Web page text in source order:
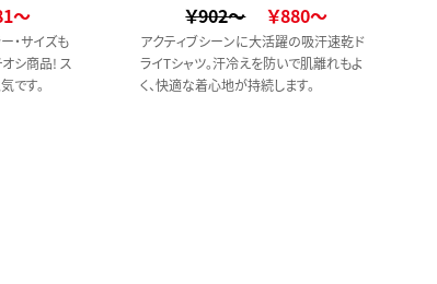
～
・サイズも
シ商品! ス
です。
￥902～ ￥880～
アクティブシーンに大活躍の吸汗速乾ド
ライTシャツ。汗冷えを防いで肌離れもよ
く、快適な着心地が持続します。